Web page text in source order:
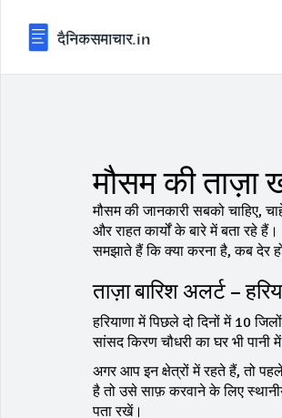
मौसम की ताज़ा
मौसम की जानकारी सबको चाहिए,
और राहत कार्यों के बारे में बता रहे
समझाते हैं कि क्या करना है, कब देर
ताज़ा बारिश अलर्ट –
हरियाणा में पिछले दो दिनों में 10
सांसद किरण चौधरी का घर भी पानी
अगर आप इन क्षेत्रों में रहते हैं, तो
है तो उसे साफ़ करवाने के लिए
पता रखें।